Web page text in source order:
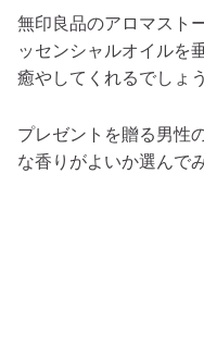
無印良品のアロマスト
ッセンシャルオイルを
癒やしてくれるでしょう
プレゼントを贈る男性
な香りがよいか選んで